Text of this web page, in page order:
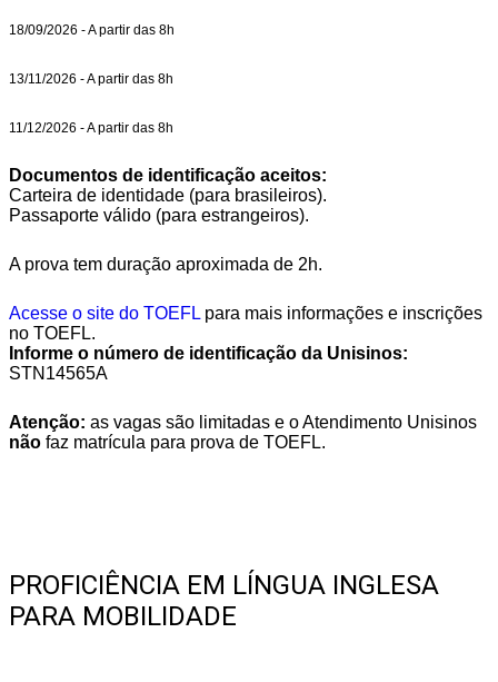
18/09/2026 - A partir das 8h
13/11/2026 - A partir das 8h
11/12/2026 - A partir das 8h
Documentos de identificação aceitos:
Carteira de identidade (para brasileiros).
Passaporte válido (para estrangeiros).
A prova tem duração aproximada de 2h.
Acesse o site do TOEFL para mais informações e inscrições
no TOEFL.
Informe o número de identificação da Unisinos:
STN14565A
Atenção: as vagas são limitadas e o Atendimento Unisinos
não faz matrícula para prova de TOEFL.
PROFICIÊNCIA EM LÍNGUA INGLESA
PARA MOBILIDADE